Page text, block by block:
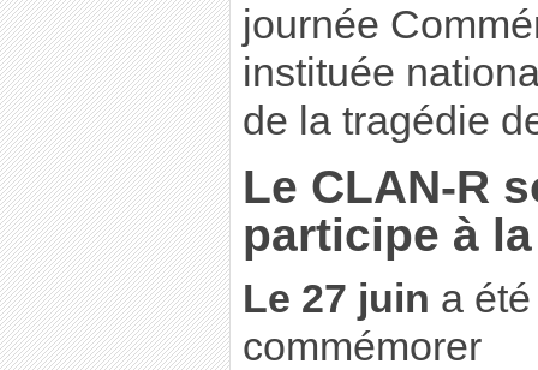
journée
instituée
de la tragédie
Le CLAN-R
participe à
Le 27 juin a
commémorer